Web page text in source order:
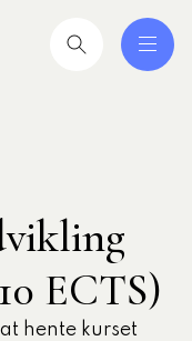
ECTS)
hente kurset